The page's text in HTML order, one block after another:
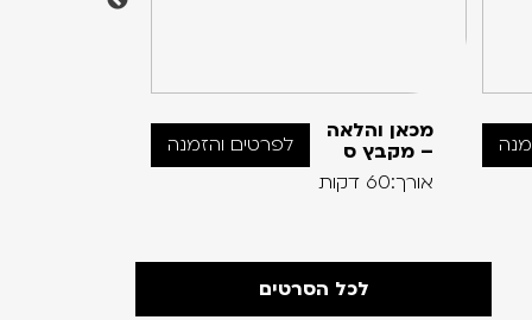
מכאן והלאה
– מקבץ ס
אורך:60 דקות
לפרטים והזמנה
לכל הסרטים